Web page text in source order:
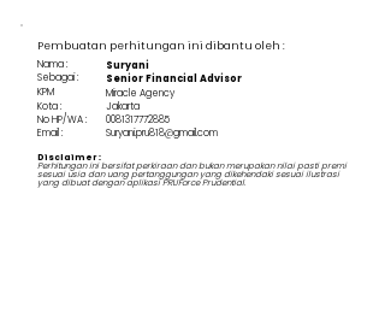
Pembuatan perhitungan ini dibantu oleh :
Nama :
Suryani
Sebagai :
Senior Financial Advisor
KPM
Miracle Agency
Jakarta
Kota :
0081317772885
No HP/WA :
Email :
Suryani.pru818@gmail.com
Disclaimer :
Perhitungan ini bersifat perkiraan dan bukan merupakan nilai pasti premi
sesuai usia dan uang pertanggungan yang dikehendaki sesuai ilustrasi
yang dibuat dengan aplikasi PRUForce Prudential.